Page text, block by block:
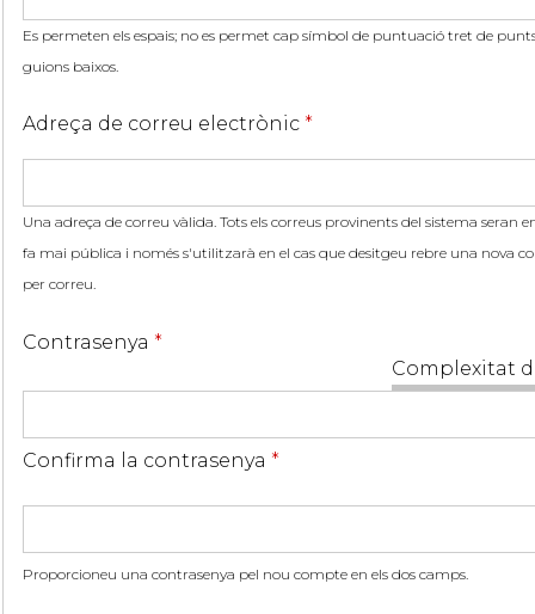
Es permeten els espais; no es permet cap símbol de puntuació tret de
guions baixos.
Adreça de correu electrònic *
Una adreça de correu vàlida. Tots els correus provinents del sistema seran
fa mai pública i només s'utilitzarà en el cas que desitgeu rebre una nova
per correu.
Complexitat
Contrasenya *
Confirma la contrasenya *
Proporcioneu una contrasenya pel nou compte en els dos camps.